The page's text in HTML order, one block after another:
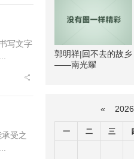
写文字
受之
郭明祥|回不去的故乡
——南光耀
«
一 二 三